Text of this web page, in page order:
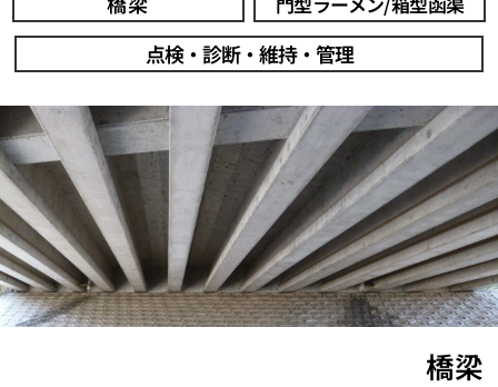
点検・診断・維持・管理
橋梁